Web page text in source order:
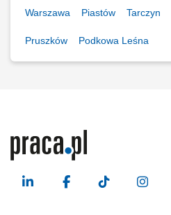
Warszawa Piastów Tarczyn
Pruszków Podkowa Leśna